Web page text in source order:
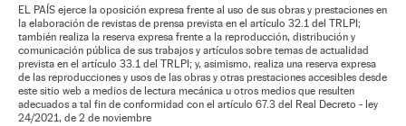
EL PAÍS ejerce la oposición expresa frente al uso de sus obras y prestaciones en
la elaboración de revistas de prensa prevista en el artículo 32.1 del TRLPI;
también realiza la reserva expresa frente a la reproducción, distribución y
comunicación pública de sus trabajos y artículos sobre temas de actualidad
prevista en el artículo 33.1 del TRLPI; y, asimismo, realiza una reserva expresa
de las reproducciones y usos de las obras y otras prestaciones accesibles desde
este sitio web a medios de lectura mecánica u otros medios que resulten
adecuados a tal fin de conformidad con el artículo 67.3 del Real Decreto - ley
24/2021, de 2 de noviembre